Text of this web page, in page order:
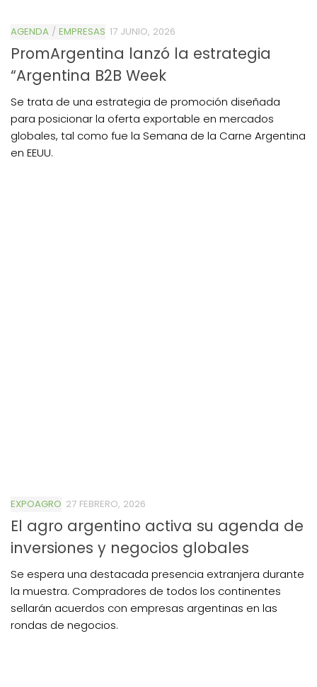
AGENDA / EMPRESAS 17 JUNIO, 2026
PromArgentina lanzó la estrategia
“Argentina B2B Week
Se trata de una estrategia de promoción diseñada
para posicionar la oferta exportable en mercados
globales, tal como fue la Semana de la Carne Argentina
en EEUU.
EXPOAGRO 27 FEBRERO, 2026
El agro argentino activa su agenda de
inversiones y negocios globales
Se espera una destacada presencia extranjera durante
la muestra. Compradores de todos los continentes
sellarán acuerdos con empresas argentinas en las
rondas de negocios.